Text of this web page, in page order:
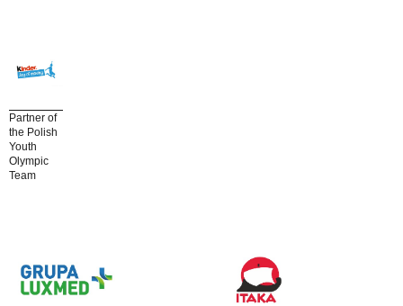
Partner of
the Polish
Youth
Olympic
Team